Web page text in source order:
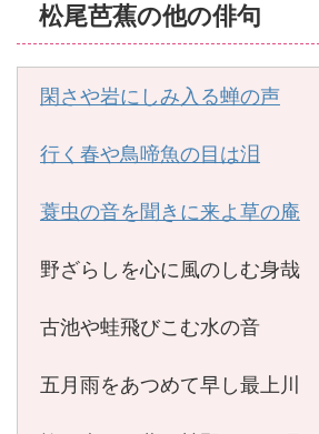
松尾芭蕉の他の俳句
閑さや岩にしみ入る蝉の声
行く春や鳥啼魚の目は泪
蓑虫の音を聞きに来よ草の庵
野ざらしを心に風のしむ身哉
古池や蛙飛びこむ水の音
五月雨をあつめて早し最上川